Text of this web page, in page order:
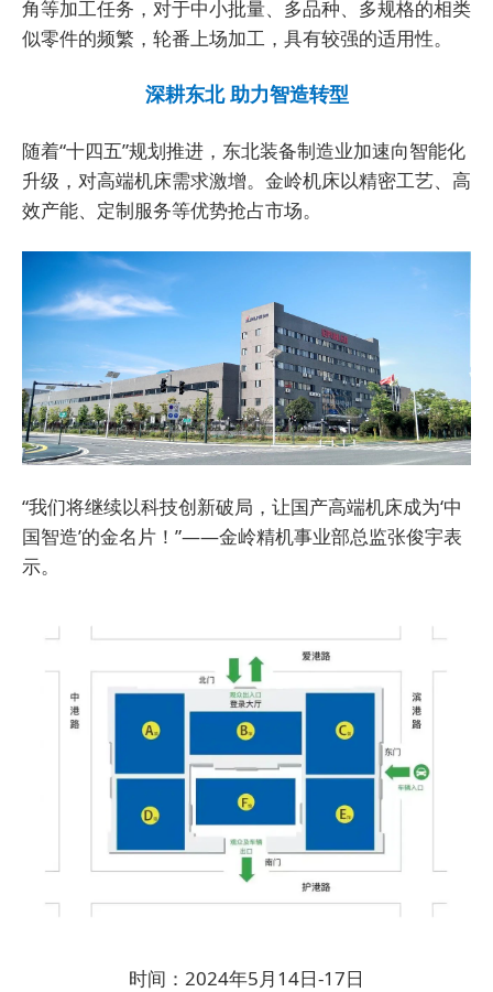
角等加工任务，对于中小批量、多品种、多规格的相类
似零件的频繁，轮番上场加工，具有较强的适用性。
深耕东北 助力智造转型
随着“十四五”规划推进，东北装备制造业加速向智能化
升级，对高端机床需求激增。金岭机床以精密工艺、高
效产能、定制服务等优势抢占市场。
“我们将继续以科技创新破局，让国产高端机床成为‘中
国智造’的金名片！”——金岭精机事业部总监张俊宇表
示。
时间：2024年5月14日-17日